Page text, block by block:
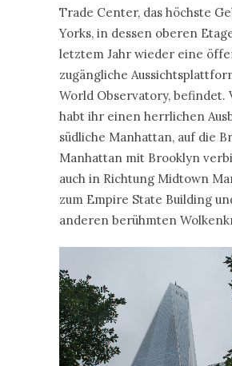
Trade Center, das höchste
Yorks, in dessen oberen
letztem Jahr wieder eine
zugängliche
World Observatory, befindet.
habt ihr einen herrlichen
südliche Manhattan, auf die
Manhattan mit Brooklyn
auch in Richtung Midtown
zum Empire State Building
anderen berühmten